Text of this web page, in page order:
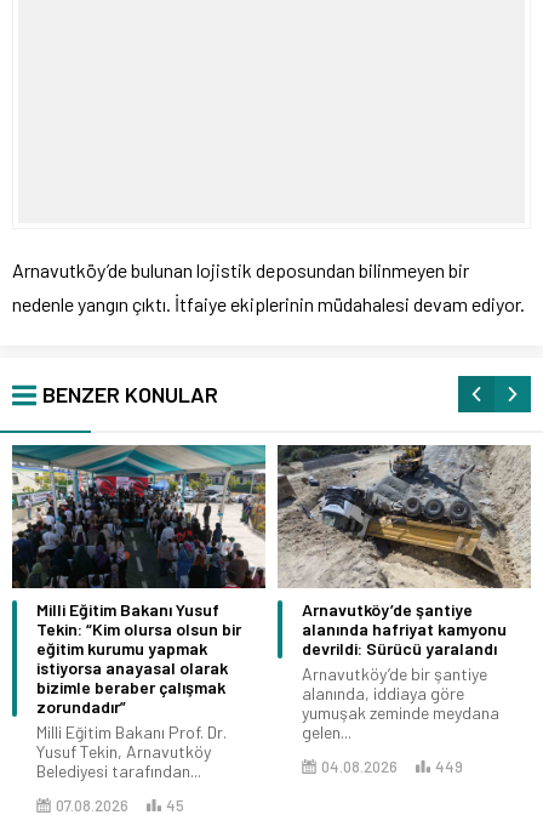
Arnavutköy’de bulunan lojistik deposundan bilinmeyen bir
nedenle yangın çıktı. İtfaiye ekiplerinin müdahalesi devam ediyor.
BENZER KONULAR
Milli Eğitim Bakanı Yusuf
Tekin: “Kim olursa olsun bir
eğitim kurumu yapmak
istiyorsa anayasal olarak
bizimle beraber çalışmak
zorundadır”
Milli Eğitim Bakanı Prof. Dr.
Yusuf Tekin, Arnavutköy
Belediyesi tarafından...
07.08.2026 45
Arnavutköy’de şantiye
alanında hafriyat kamyonu
devrildi: Sürücü yaralandı
Arnavutköy’de bir şantiye
alanında, iddiaya göre
yumuşak zeminde meydana
gelen...
04.08.2026 449